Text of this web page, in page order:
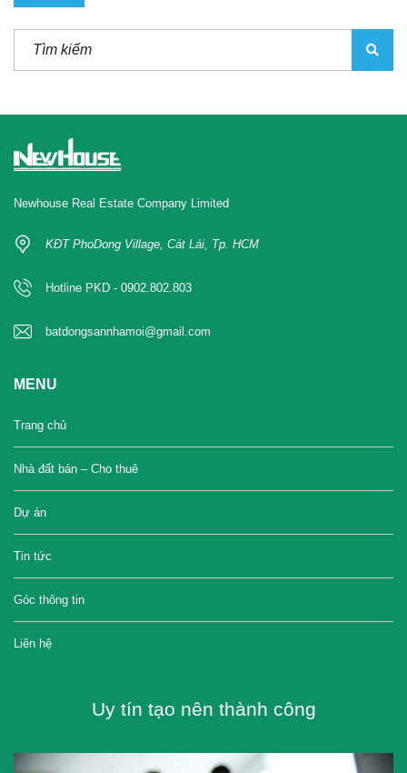
Newhouse Real Estate Company Limited
KĐT PhoDong Village, Cát Lái, Tp. HCM
Hotline PKD - 0902.802.803
batdongsannhamoi@gmail.com
MENU
Trang chủ
Nhà đất bán – Cho thuê
Dự án
Tin tức
Góc thông tin
Liên hệ
Uy tín tạo nên thành công